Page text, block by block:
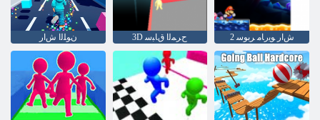
ﻥﻮﻠﻟﺍ ﺵﺍﺭ 3D ﺡﺮﻤﻟﺍ ﻕﺎﺒﺳ 2 ﺵﺍﺭ ﻮﻳﺭﺎﻣ ﺮﺑﻮﺳ